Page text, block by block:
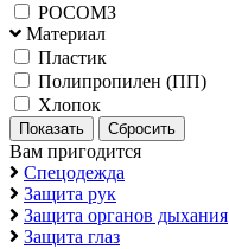
РОСОМЗ
Материал
Пластик
Полипропилен (ПП)
Хлопок
Вам пригодится
Спецодежда
Защита рук
Защита органов дыхания
Защита глаз